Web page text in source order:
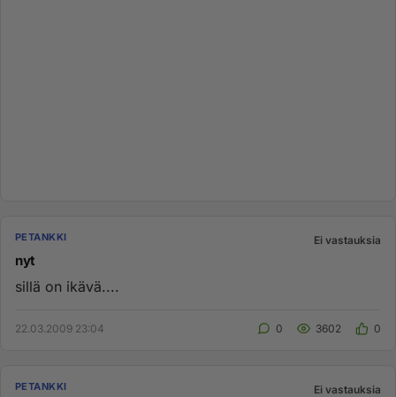
PETANKKI Ei vastauksia
nyt
sillä on ikävä....
22.03.2009 23:04 0 3602 0
PETANKKI Ei vastauksia